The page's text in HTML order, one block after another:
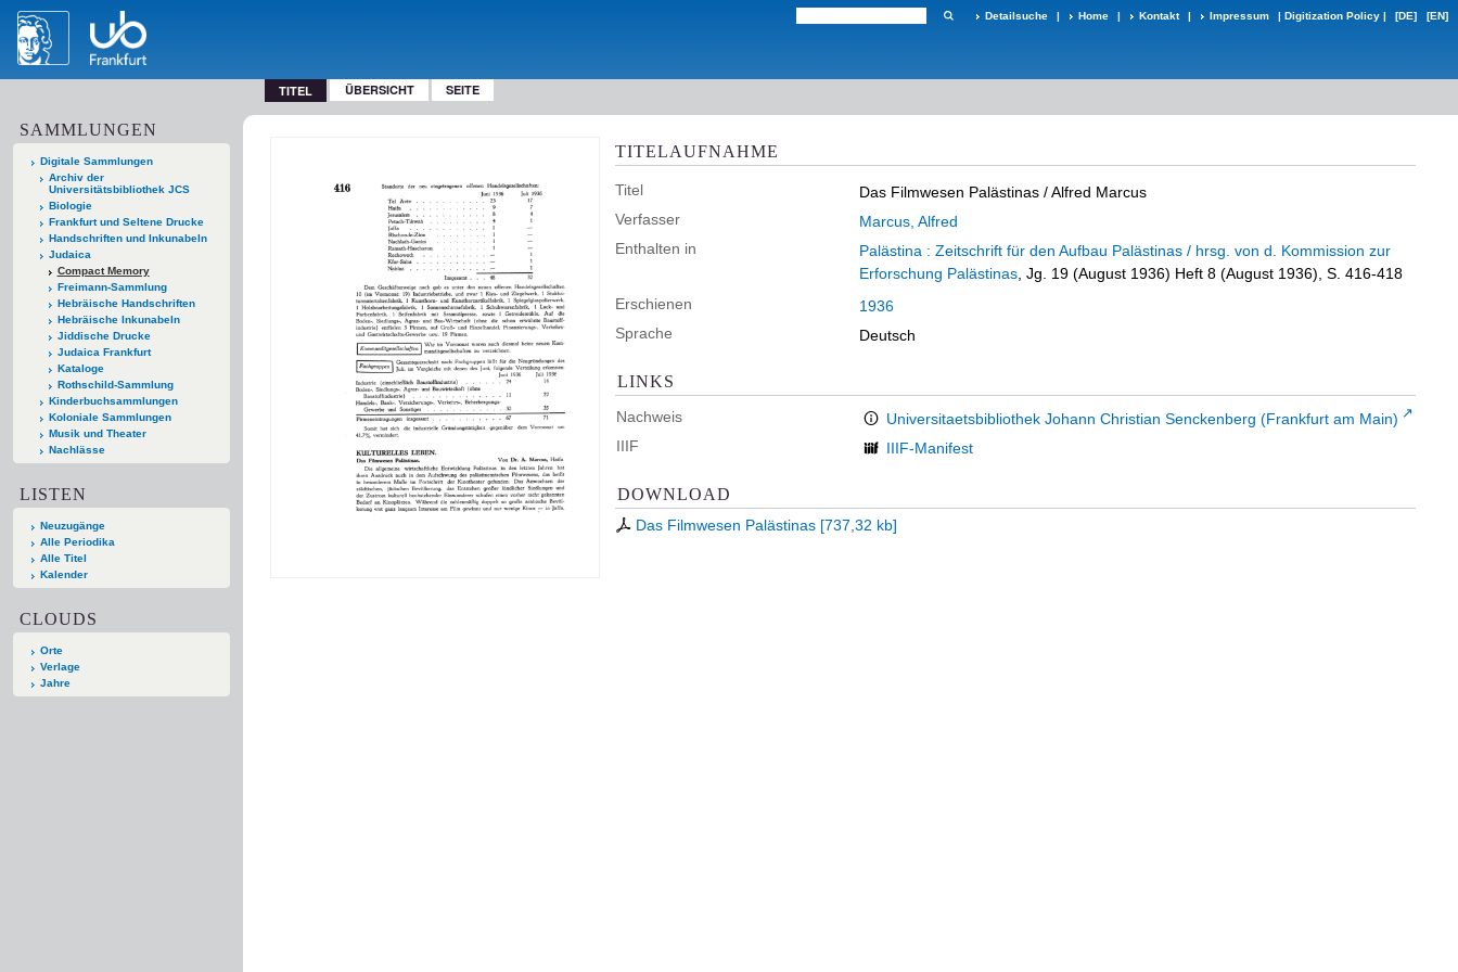
Detailsuche | Home | Kontakt | Impressum | Digitization Policy | [DE] [EN]
TITEL ÜBERSICHT SEITE
SAMMLUNGEN
Digitale Sammlungen
Archiv der
Universitätsbibliothek JCS
Biologie
Frankfurt und Seltene Drucke
Handschriften und Inkunabeln
Judaica
Compact Memory
Freimann-Sammlung
Hebräische Handschriften
Hebräische Inkunabeln
Jiddische Drucke
Judaica Frankfurt
Kataloge
Rothschild-Sammlung
Kinderbuchsammlungen
Koloniale Sammlungen
Musik und Theater
Nachlässe
LISTEN
Neuzugänge
Alle Periodika
Alle Titel
Kalender
CLOUDS
Orte
Verlage
Jahre
TITELAUFNAHME
Titel Das Filmwesen Palästinas / Alfred Marcus
Verfasser
Marcus, Alfred
Enthalten in
Palästina : Zeitschrift für den Aufbau Palästinas / hrsg. von d. Kommission zur
Erforschung Palästinas , Jg. 19 (August 1936) Heft 8 (August 1936), S. 416-418
Erschienen
1936
Sprache
Deutsch
LINKS
Nachweis
Universitaetsbibliothek Johann Christian Senckenberg (Frankfurt am Main)
IIIF
IIIF-Manifest
DOWNLOAD
Das Filmwesen Palästinas [737,32 kb]